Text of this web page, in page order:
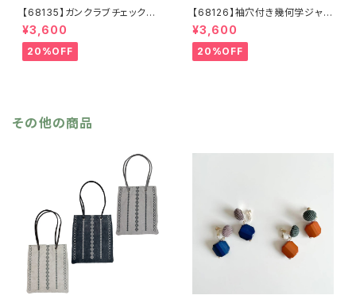
【68135】ガンクラブチェックスト
ール【送料無料】マフラー 防
寒 チェック柄 千鳥柄 千鳥
格子 マスタード キャメル
カーキ リサイクルポリエステ
¥3,600
20%OFF
【68126】袖穴付き幾何学ジャガ
ードストール【送料無料】袖付き
ストール ジャガード織り リバ
ーシブル 幾何学柄 防寒 フ
リンジ 秋冬 羽織 ポンチ
¥3,600
20%OFF
その他の商品